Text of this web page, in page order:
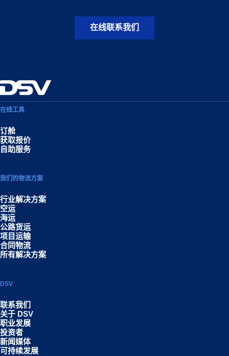
在线联系我们
在线工具
订舱
获取报价
自助服务
我们的物流方案
行业解决方案
空运
海运
公路货运
项目运输
合同物流
所有解决方案
DSV
联系我们
关于 DSV
职业发展
投资者
新闻媒体
可持续发展